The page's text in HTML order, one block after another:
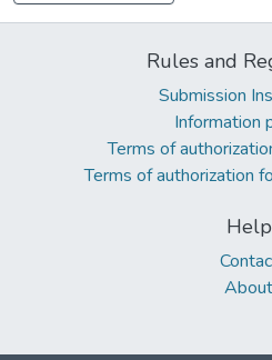
Rules and
Submission
Information
Terms of
Terms of authorization
Help
About